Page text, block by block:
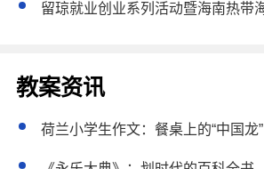
教案资讯
荷兰小学生作文：餐桌上的“中国龙”